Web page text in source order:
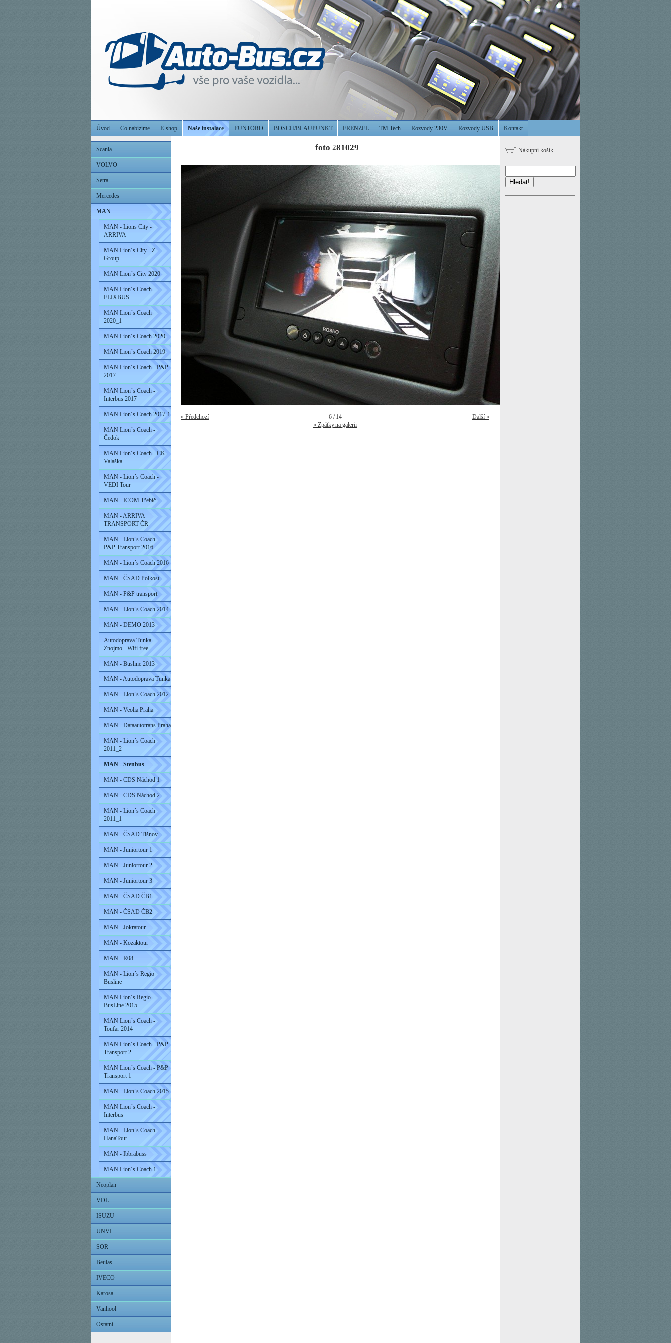
Úvod Co nabízíme E-shop Naše instalace FUNTORO BOSCH/BLAUPUNKT FRENZEL TM Tech Rozvody 230V Rozvody USB Kontakt
Scania
VOLVO
Setra
Mercedes
MAN
MAN - Lions City -
ARRIVA
MAN Lion´s City - Z-
Group
MAN Lion´s City 2020
MAN Lion´s Coach -
FLIXBUS
MAN Lion´s Coach
2020_1
MAN Lion´s Coach 2020
MAN Lion´s Coach 2019
MAN Lion´s Coach - P&P
2017
MAN Lion´s Coach -
Interbus 2017
MAN Lion´s Coach 2017-1
MAN Lion´s Coach -
Čedok
MAN Lion´s Coach - CK
Valaška
MAN - Lion´s Coach -
VEDI Tour
MAN - ICOM Třebíč
MAN - ARRIVA
TRANSPORT ČR
MAN - Lion´s Coach -
P&P Transport 2016
MAN - Lion´s Coach 2016
MAN - ČSAD Polkost
MAN - P&P transport
MAN - Lion´s Coach 2014
MAN - DEMO 2013
Autodoprava Tunka
Znojmo - Wifi free
MAN - Busline 2013
MAN - Autodoprava Tunka
MAN - Lion´s Coach 2012
MAN - Veolia Praha
MAN - Dataautotrans Praha
MAN - Lion´s Coach
2011_2
MAN - Stenbus
MAN - CDS Náchod 1
MAN - CDS Náchod 2
MAN - Lion´s Coach
2011_1
MAN - ČSAD Tišnov
MAN - Juniortour 1
MAN - Juniortour 2
MAN - Juniortour 3
MAN - ČSAD ČB1
MAN - ČSAD ČB2
MAN - Jokratour
MAN - Kozaktour
MAN - R08
MAN - Lion´s Regio
Busline
MAN Lion´s Regio -
BusLine 2015
MAN Lion´s Coach -
Toufar 2014
MAN Lion´s Coach - P&P
Transport 2
MAN Lion´s Coach - P&P
Transport 1
MAN - Lion´s Coach 2015
MAN Lion´s Coach -
Interbus
MAN - Lion´s Coach
HanaTour
MAN - Ibbrabuss
MAN Lion´s Coach 1
Neoplan
VDL
ISUZU
UNVI
SOR
Beulas
IVECO
Karosa
Vanhool
Ostatní
foto 281029
« Předchozí 6 / 14
Další »
« Zpátky na galerii
Nákupní košík
Hledat!